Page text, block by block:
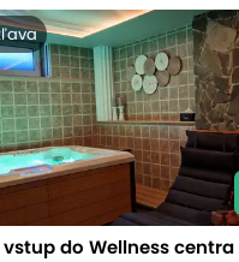
do Wellness